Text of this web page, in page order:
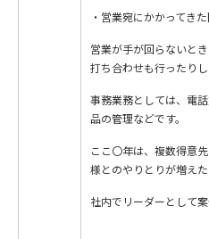
・営業宛にかかってき
営業が⼿が回らないと
打ち合わせも⾏ったりし
事務業務としては、電
品の管理などです。
ここ〇年は、複数得意
様とのやりとりが増えた
社内でリーダーとして